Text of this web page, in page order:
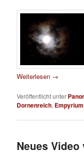
Weiterlesen →
Veröffentlicht unter
Dornenreich, Empyrium
Neues